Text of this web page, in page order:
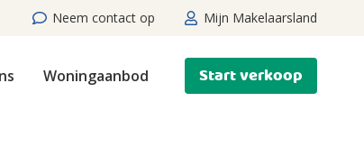
Neem contact op Mijn Makelaarsland
Woningaanbod Start verkoop